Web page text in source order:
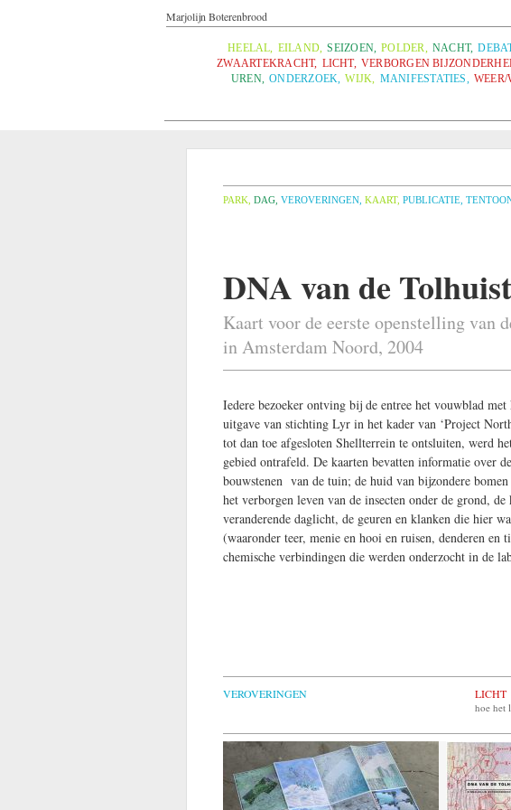
Marjolijn Boterenbrood
HEELAL, EILAND, SEIZOEN, POLDER, NACHT,
ZWAARTEKRACHT, LICHT, VERBORGEN
UREN, ONDERZOEK, WIJK, MANIFESTATIES,
PARK DAG VEROVERINGEN KAART, PUBLICATIE
DNA van de
Kaart voor de eerste openstelling van
in Amsterdam Noord, 2004
Iedere bezoeker ontving bij de entree het vouwblad met
uitgave van stichting Lyr in het kader van ‘Project
tot dan toe afgesloten Shellterrein te ontsluiten, werd
gebied ontrafeld. De kaarten bevatten informatie over
bouwstenen van de tuin; de huid van bijzondere
het verborgen leven van de insecten onder de grond,
veranderende daglicht, de geuren en klanken die hier
(waaronder teer, menie en hooi en ruisen, denderen en
chemische verbindingen die werden onderzocht in de
VEROVERINGEN LICHT
hoe het